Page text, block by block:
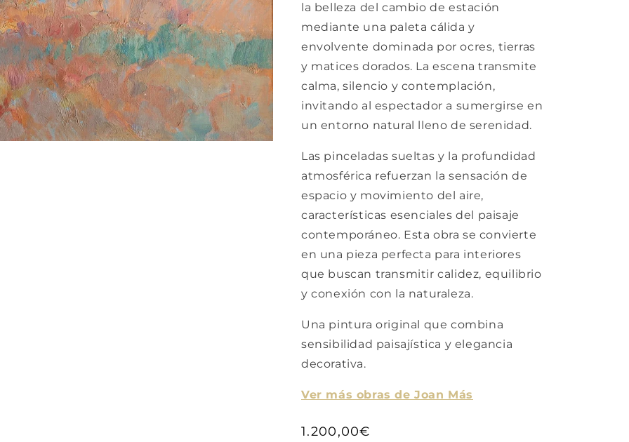
la belleza del cambio de estación
mediante una paleta cálida y
envolvente dominada por ocres, tierras
y matices dorados. La escena transmite
calma, silencio y contemplación,
invitando al espectador a sumergirse en
un entorno natural lleno de serenidad.
Las pinceladas sueltas y la profundidad
atmosférica refuerzan la sensación de
espacio y movimiento del aire,
características esenciales del paisaje
contemporáneo. Esta obra se convierte
en una pieza perfecta para interiores
que buscan transmitir calidez, equilibrio
y conexión con la naturaleza.
Una pintura original que combina
sensibilidad paisajística y elegancia
decorativa.
Ver más obras de Joan Más
Precio
1.200,00€